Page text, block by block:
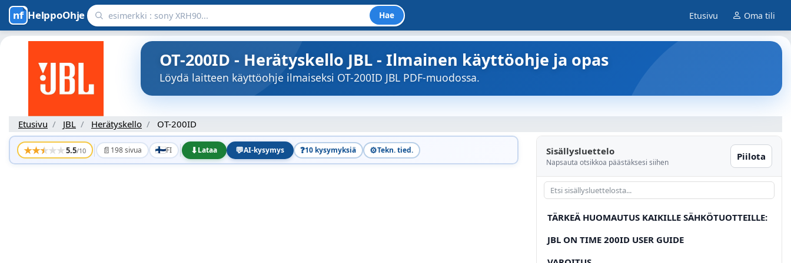
HelppoOhje Hae Etusivu Oma tili
OT-200ID - Herätyskello JBL - Ilmainen käyttöohje ja opas
Löydä laitteen käyttöohje ilmaiseksi OT-200ID JBL PDF-muodossa.
Etusivu JBL Herätyskello OT-200ID
★★★★★5.5/10 📄 198 sivua FI ⬇Lataa 💬AI-kysymys ❓10 kysymyksiä ⚙️Tekn. tied. Sisällysluettelo
Napsauta otsikkoa päästäksesi siihen
Piilota
TÄRKEÄ HUOMAUTUS KAIKILLE SÄHKÖTUOTTEILLE:
JBL ON TIME 200ID USER GUIDE